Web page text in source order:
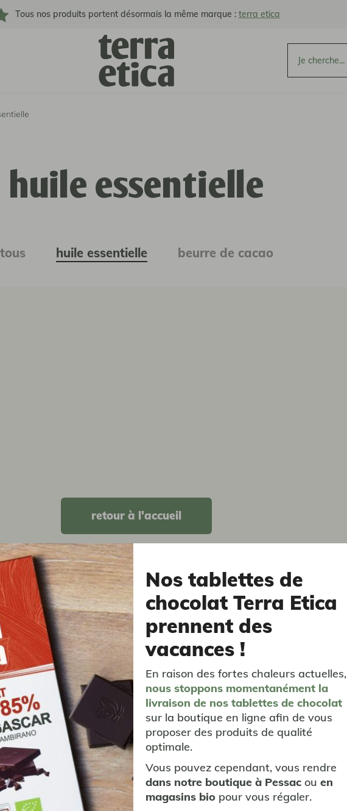
Tous nos produits portent désormais la même marque : terra etica
huile essentielle
tous huile essentielle beurre de cacao
retour à l'accueil
Nos tablettes de
chocolat Terra Etica
prennent des
vacances !
En raison des fortes chaleurs actuelles,
nous stoppons momentanément la
livraison de nos tablettes de chocolat
sur la boutique en ligne afin de vous
proposer des produits de qualité
optimale.
Vous pouvez cependant, vous rendre
dans notre boutique à Pessac ou en
magasins bio pour vous régaler.